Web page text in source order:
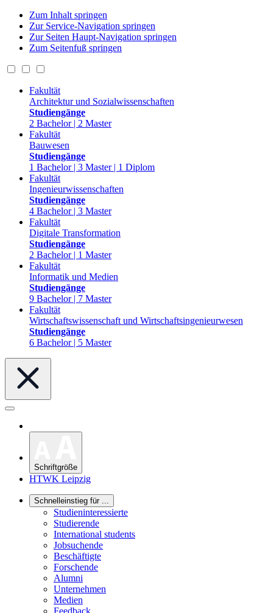
Zum Inhalt springen
Zur Service-Navigation springen
Zur Seiten Haupt-Navigation springen
Zum Seitenfuß springen
Fakultät
Architektur und Sozialwissenschaften
Studiengänge
2 Bachelor | 2 Master
Fakultät
Bauwesen
Studiengänge
1 Bachelor | 3 Master | 1 Diplom
Fakultät
Ingenieurwissenschaften
Studiengänge
4 Bachelor | 3 Master
Fakultät
Digitale Transformation
Studiengänge
2 Bachelor | 1 Master
Fakultät
Informatik und Medien
Studiengänge
9 Bachelor | 7 Master
Fakultät
Wirtschaftswissenschaft und Wirtschaftsingenieurwesen
Studiengänge
6 Bachelor | 5 Master
Schriftgröße
HTWK Leipzig
Schnelleinstieg für ...
Studieninteressierte
Studierende
International students
Jobsuchende
Beschäftigte
Forschende
Alumni
Unternehmen
Medien